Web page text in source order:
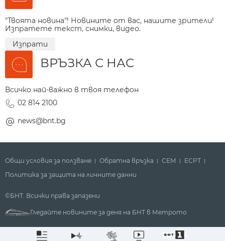
"Твоята новина"! Новините от вас, нашите зрители!
Изпратете текст, снимки, видео.
Изпрати
ВРЪЗКА С НАС
Всичко най-важно в твоя телефон
02 814 2100
news@bnt.bg
Общи условия за ползване Обратна връзка СЕМ
ECPT
Политика за защита на личните данни
©БНТ. Всички права запазени
Гледайте новините за деня на БНТ в Метрото